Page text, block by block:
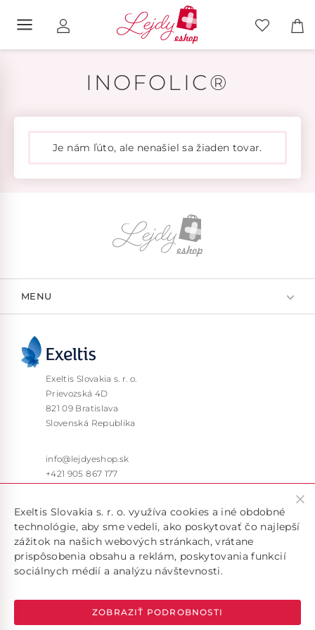
INOFOLIC®
Je nám ľúto, ale nenašiel sa žiaden tovar.
MENU
Exeltis Slovakia s. r. o.
Prievozská 4D
821 09 Bratislava
Slovenská Republika
info@lejdyeshop.sk
+421 905 867 177
do inej krajiny, kontaktujte nás na emailovej adrese
info@lejdyeshop.sk
Exeltis Slovakia s. r. o. využíva cookies a iné obdobné
technológie, aby sme vedeli, ako poskytovať čo najlepší
zážitok na našich webových stránkach, vrátane
prispôsobenia obsahu a reklám, poskytovania funkcií
sociálnych médií a analýzu návštevnosti.
ZOBRAZIŤ PODROBNOSTI